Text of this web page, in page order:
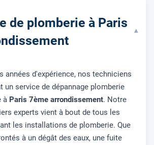
de plomberie à Paris
▾
années d'expérience, nos techniciens
un service de dépannage plomberie
à Paris 7ème arrondissement. Notre
experts vient à bout de tous les
les installations de plomberie. Que
à un dégât des eaux, une fuite